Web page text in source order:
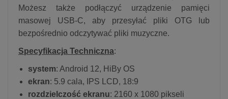
Możesz także podłączyć urządzenie pamięci
masowej USB-C, aby przesyłać pliki OTG lub
bezpośrednio odczytywać pliki muzyczne.
Specyfikacja Techniczna:
system: Android 12, HiBy OS
ekran: 5.9 cala, IPS LCD, 18:9
rozdzielczość ekranu: 2160 x 1080 pikseli